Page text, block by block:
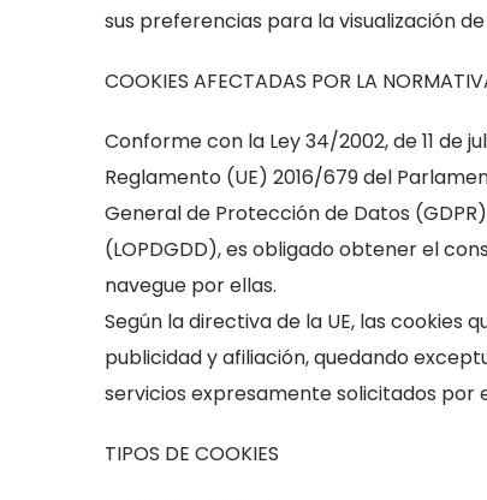
sus preferencias para la visualización
COOKIES AFECTADAS POR LA
Conforme con la Ley 34/2002, de 11 de
Reglamento (UE) 2016/679 del
General de Protección de Datos
(LOPDGDD), es obligado obtener el
navegue por ellas.
Según la directiva de la UE, las
publicidad y afiliación, quedando
servicios expresamente solicitados por
TIPOS DE COOKIES
para que
Estadísticas
Para que
mejorar la
funcionalidad
de la web, en